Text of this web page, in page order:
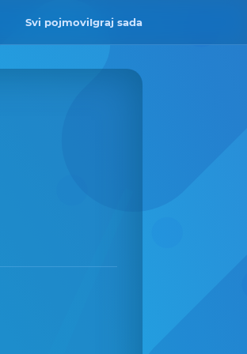
Svi pojmoviIgraj sada